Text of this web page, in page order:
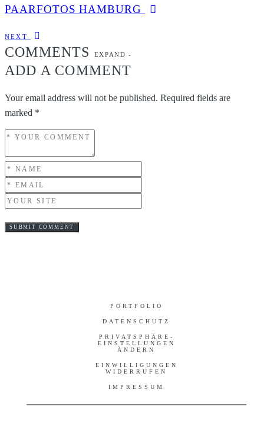
PAARFOTOS HAMBURG
NEXT
COMMENTS EXPAND -
ADD A COMMENT
Your email address will not be published. Required fields are
marked *
PORTFOLIO
DATENSCHUTZ
PRIVATSPHÄRE-
EINSTELLUNGEN
ÄNDERN
EINWILLIGUNGEN
WIDERRUFEN
IMPRESSUM